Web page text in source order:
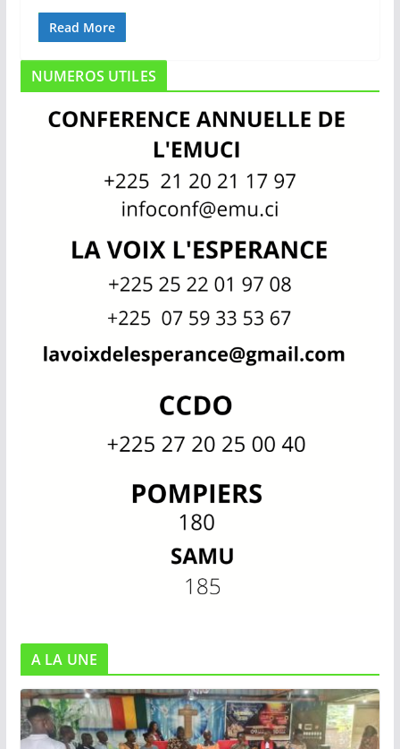
Read More
NUMEROS UTILES
A LA UNE